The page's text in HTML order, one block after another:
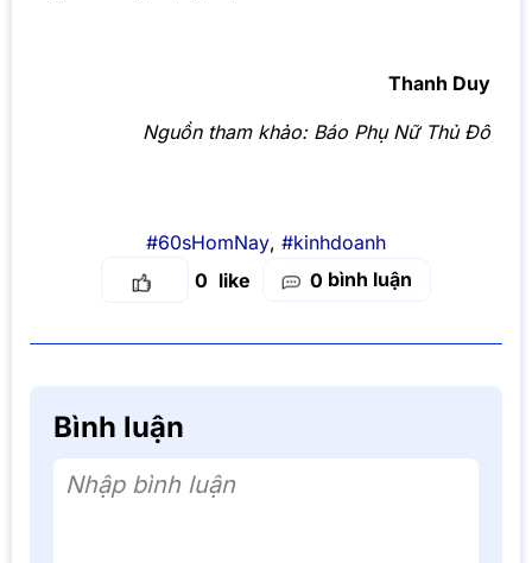
Thanh Duy
Nguồn tham khảo: Báo Phụ Nữ Thủ Đô
#60sHomNay, #kinhdoanh
0
0 bình luận
Bình luận
Nhập bình luận